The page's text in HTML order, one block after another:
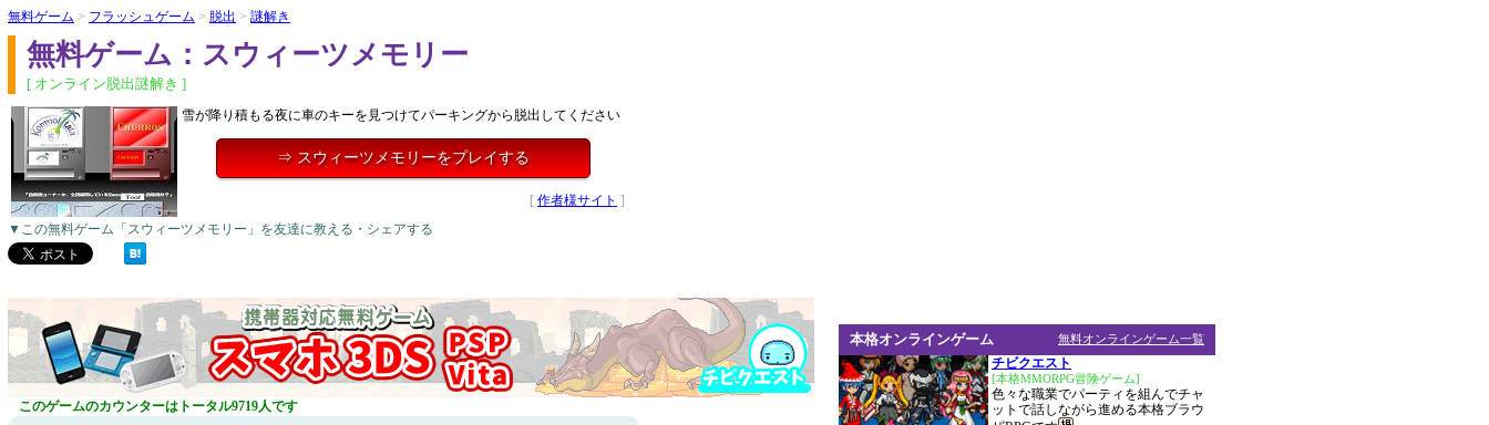
無料ゲーム > フラッシュゲーム > 脱出 > 謎解き
無料ゲーム：スウィーツメモリー
[ オンライン脱出謎解き ]
雪が降り積もる夜に車のキーを見つけてパーキングから脱出してください
⇒ スウィーツメモリーをプレイする
[ 作者様サイト ]
▼この無料ゲーム「スウィーツメモリー」を友達に教える・シェアする
このゲームのカウンターはトータル9719人です
無料オンラインゲーム一覧
本格オンラインゲーム
チビクエスト
[本格MMORPG冒険ゲーム]
色々な職業でパーティを組んでチャ
ットで話しながら進める本格ブラウ